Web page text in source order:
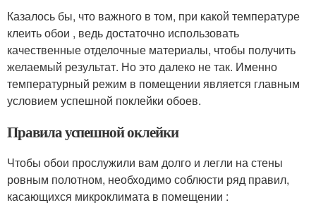
Казалось бы, что важного в том, при какой температуре
клеить обои , ведь достаточно использовать
качественные отделочные материалы, чтобы получить
желаемый результат. Но это далеко не так. Именно
температурный режим в помещении является главным
условием успешной поклейки обоев.
Правила успешной оклейки
Чтобы обои прослужили вам долго и легли на стены
ровным полотном, необходимо соблюсти ряд правил,
касающихся микроклимата в помещении :